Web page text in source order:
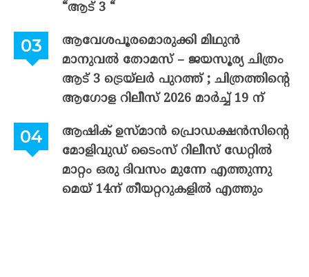
“ആട് 3 “
ആവേശപൂരമൊരുക്കി മിഥുൻ
മാനുവൽ തോമസ് – ജയസൂര്യ ചിത്രം
ആട് 3 ട്രെയ്‌ലർ പുറത്ത് ; ചിത്രത്തിന്റെ
ആഗോള റിലീസ് 2026 മാർച്ച് 19 ന്
ആഷിക് ഉസ്മാൻ പ്രൊഡക്ഷൻസിന്റെ
മോളിവുഡ് ടൈംസ് റിലീസ് ഡേറ്റിൽ
മാറ്റം ഒരു ദിവസം മുന്നേ എത്തുന്നു
മെയ് 14ന് തീയറ്ററുകളിൽ എത്തും